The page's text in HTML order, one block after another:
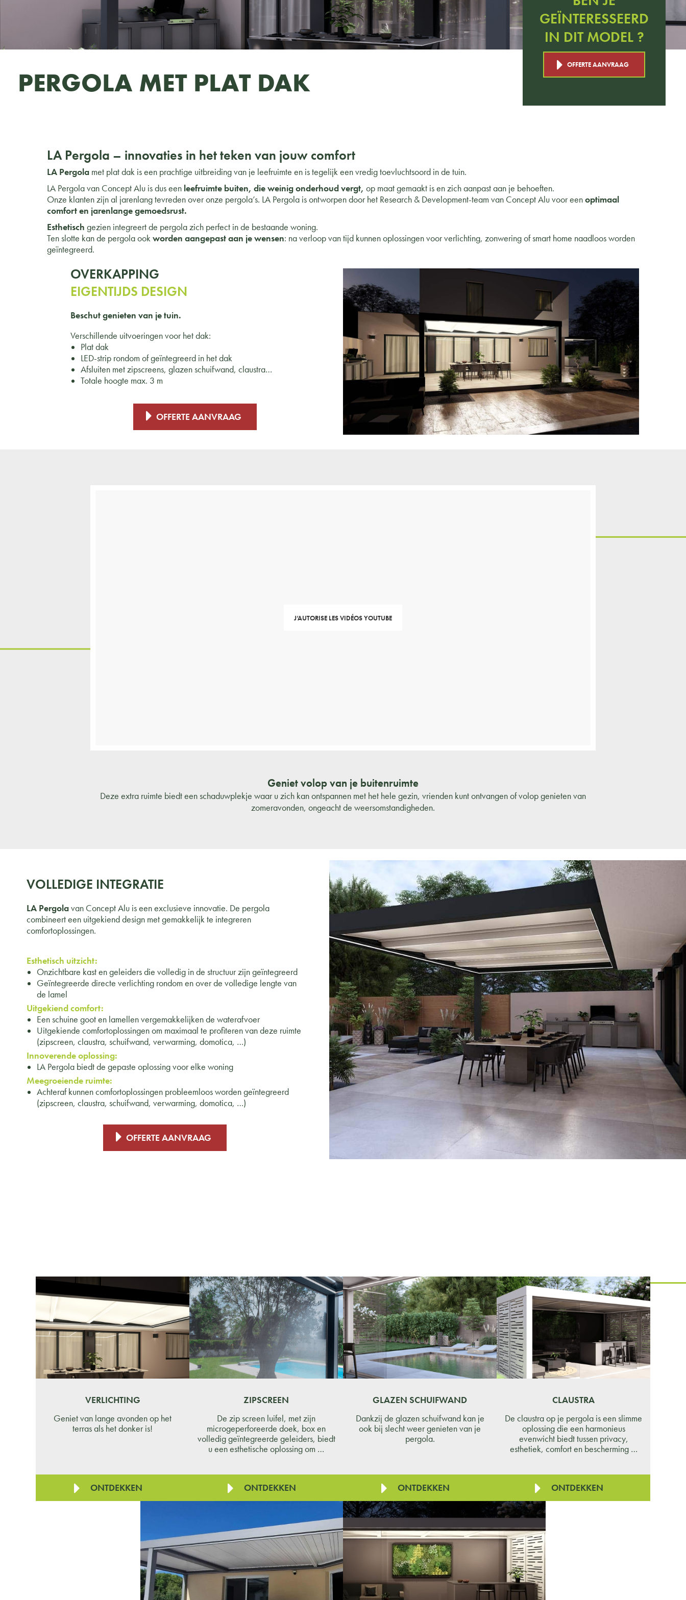
PERGOLA MET PLAT DAK
GEÏNTERESSEERD
IN DIT MODEL ?
OFFERTE AANVRAAG
LA Pergola – innovaties in het teken van jouw comfort
LA Pergola met plat dak is een prachtige uitbreiding van je leefruimte en is tegelijk een vredig toevluchtsoord in de tuin.
LA Pergola van Concept Alu is dus een leefruimte buiten, die weinig onderhoud vergt, op maat gemaakt is en zich aanpast aan je behoeften.
Onze klanten zijn al jarenlang tevreden over onze pergola’s. LA Pergola is ontworpen door het Research & Development-team van Concept Alu voor eenoptimaal
comfort en jarenlange gemoedsrust.
Esthetisch gezien integreert de pergola zich perfect in de bestaande woning.
Ten slotte kan de pergola ookworden aangepast aan je wensen: na verloop van tijd kunnen oplossingen voor verlichting, zonwering of smart home naadloos worden
geïntegreerd.
OVERKAPPING
EIGENTIJDS DESIGN
Beschut genieten van je tuin.
Verschillende uitvoeringen voor het dak:
Plat dak
LED-strip rondom of geïntegreerd in het dak
Afsluiten met zipscreens, glazen schuifwand, claustra…
Totale hoogte max. 3 m
OFFERTE AANVRAAG
J’AUTORISE LES VIDÉOS YOUTUBE
Geniet volop van je buitenruimte
Deze extra ruimte biedt een schaduwplekje waar u zich kan ontspannen met het hele gezin, vrienden kunt ontvangen of volop genieten van
zomeravonden, ongeacht de weersomstandigheden.
VOLLEDIGE INTEGRATIE
LA Pergolavan Concept Alu is een exclusieve innovatie. De pergola
combineert een uitgekiend design met gemakkelijk te integreren
comfortoplossingen.
Esthetisch uitzicht:
Onzichtbare kast en geleiders die volledig in de structuur zijn geïntegreerd
Geïntegreerde directe verlichting rondom en over de volledige lengte van
de lamel
Uitgekiend comfort:
Een schuine goot en lamellen vergemakkelijken de waterafvoer
Uitgekiende comfortoplossingen om maximaal te profiteren van deze ruimte
(zipscreen, claustra, schuifwand, verwarming, domotica, …)
Innoverende oplossing:
LA Pergola biedt de gepaste oplossing voor elke woning
Meegroeiende ruimte:
Achteraf kunnen comfortoplossingen probleemloos worden geïntegreerd
(zipscreen, claustra, schuifwand, verwarming, domotica, …)
OFFERTE AANVRAAG
VERLICHTING
Geniet van lange avonden op het
terras als het donker is!
ONTDEKKEN
ZIPSCREEN
De zip screen luifel, met zijn
microgeperforeerde doek, box en
volledig geïntegreerde geleiders, biedt
u een esthetische oplossing om …
ONTDEKKEN
GLAZEN SCHUIFWAND
Dankzij de glazen schuifwand kan je
ook bij slecht weer genieten van je
pergola.
ONTDEKKEN
CLAUSTRA
De claustra op je pergola is een slimme
oplossing die een harmonieus
evenwicht biedt tussen privacy,
esthetiek, comfort en bescherming …
ONTDEKKEN